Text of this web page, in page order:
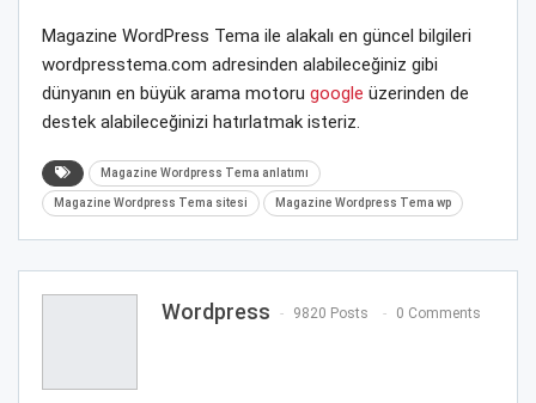
Magazine WordPress Tema ile alakalı en güncel bilgileri
wordpresstema.com adresinden alabileceğiniz gibi
dünyanın en büyük arama motoru google üzerinden de
destek alabileceğinizi hatırlatmak isteriz.
Magazine Wordpress Tema anlatımı
Magazine Wordpress Tema sitesi Magazine Wordpress Tema wp
Wordpress 9820 Posts 0 Comments